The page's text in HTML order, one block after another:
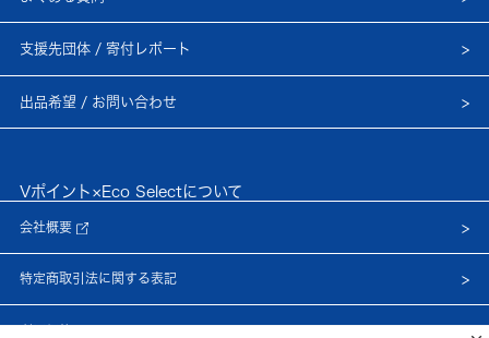
支援先団体 / 寄付レポート
出品希望 / お問い合わせ
Vポイント×Eco Selectについて
会社概要
特定商取引法に関する表記